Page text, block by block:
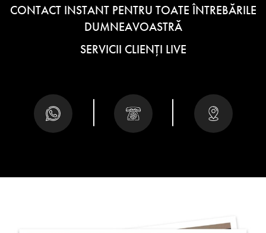
CONTACT INSTANT PENTRU TOATE ÎNTREBĂRILE
DUMNEAVOASTRĂ
SERVICII CLIENȚI LIVE